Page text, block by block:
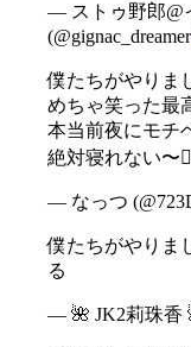
— ストゥ野郎@
僕たちがやりま
めちゃ笑った最
本当前夜にモチ
絶対寝れない〜
— なっつ
僕たちがやりま
る
— 🌺 JK2莉珠香